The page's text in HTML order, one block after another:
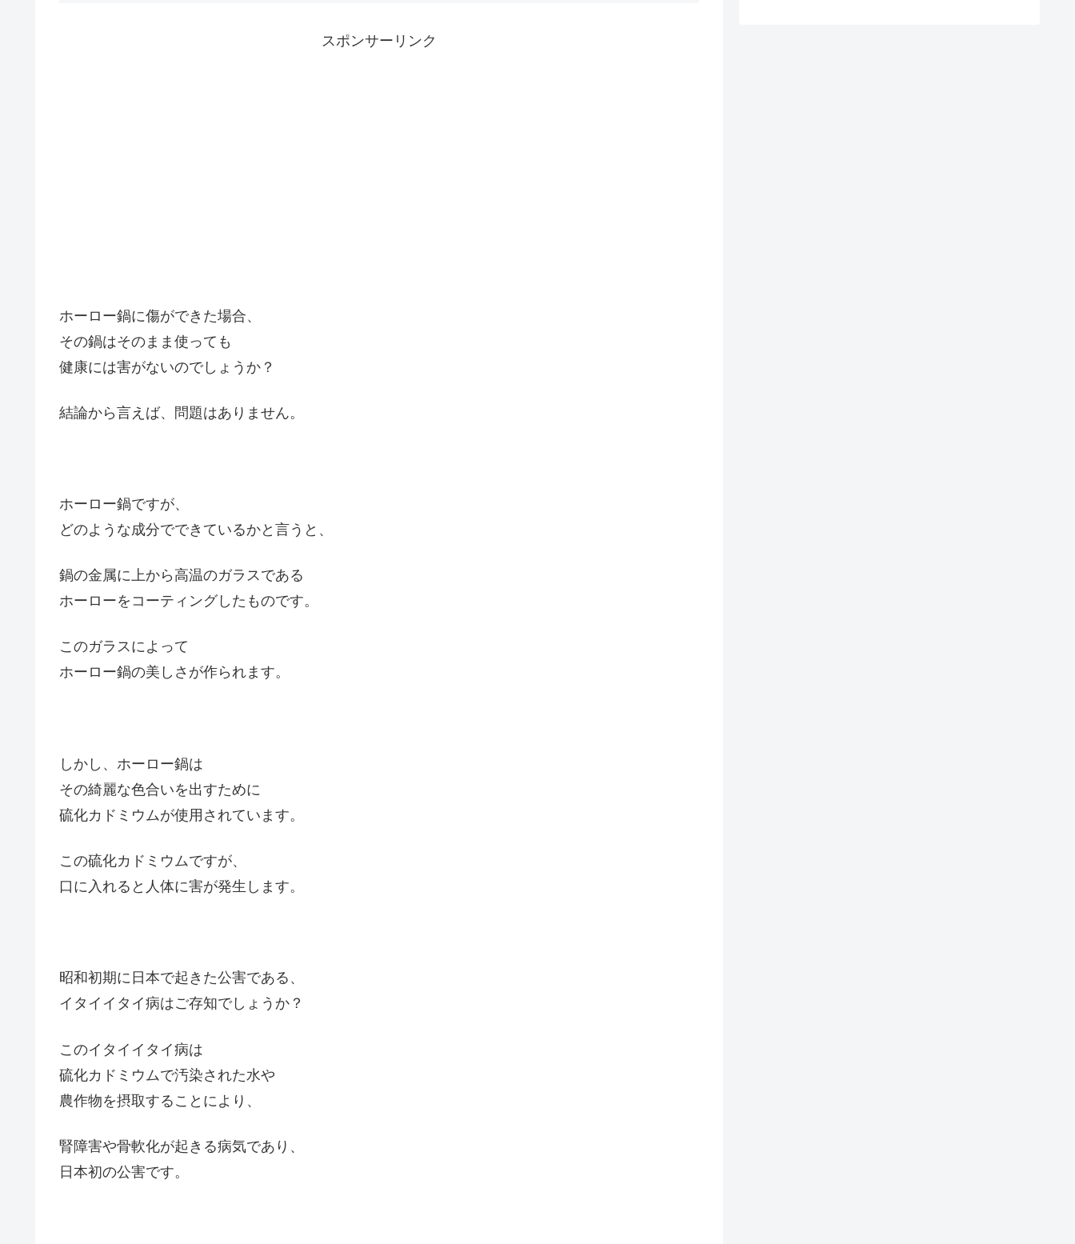
スポンサーリンク
ホーロー鍋に傷ができた場合、
その鍋はそのまま使っても
健康には害がないのでしょうか？
結論から言えば、問題はありません。
ホーロー鍋ですが、
どのような成分でできているかと言うと、
鍋の金属に上から高温のガラスである
ホーローをコーティングしたものです。
このガラスによって
ホーロー鍋の美しさが作られます。
しかし、ホーロー鍋は
その綺麗な色合いを出すために
硫化カドミウムが使用されています。
この硫化カドミウムですが、
口に入れると人体に害が発生します。
昭和初期に日本で起きた公害である、
イタイイタイ病はご存知でしょうか？
このイタイイタイ病は
硫化カドミウムで汚染された水や
農作物を摂取することにより、
腎障害や骨軟化が起きる病気であり、
日本初の公害です。